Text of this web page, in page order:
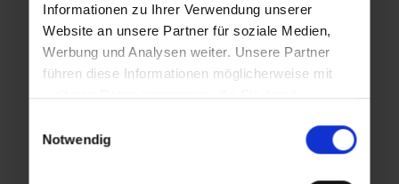
Informationen zu Ihrer Verwendung unserer
Website an unsere Partner für soziale Medien,
Werbung und Analysen weiter. Unsere Partner
führen diese Informationen möglicherweise mit
weiteren Daten zusammen, die Sie ihnen
Nutzung der Dienste gesammelt haben.
Notwendig
Mi,
19:00
Mi,
19:00
Mi,